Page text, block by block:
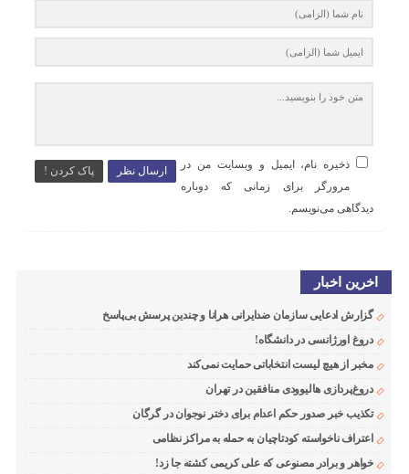
ارسال نظر پاک کردن !
ذخیره نام، ایمیل و وبسایت من در
مرورگر برای زمانی که دوباره
دیدگاهی می‌نویسم.
اخرین اخبار
گزارش ادعایی سازمان ضدایرانی هرانا و چندین پرسش بی‌پاسخ
دروغ اورژانسی در دانشگاه!
مخبر از هیچ لیست انتخاباتی حمایت نمی‌کند
دروغ‌پردازی هالیوودی منافقین در تهران
تکذیب خبر صدور حکم اعدام برای دختر نوجوان در گرگان
اعتراف ناخواسته کودتاچیان به حمله به مراکز نظامی
خواهر و برادر مصنوعی که علی کریمی کشته جا زد!